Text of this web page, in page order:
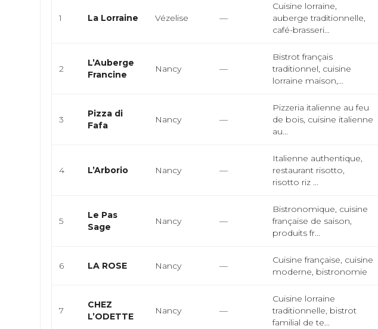
1 La Lorraine Vézelise —
Cuisine lorraine,
auberge traditionnelle,
café-brasseri...
2
L’Auberge
Francine
Nancy —
Bistrot français
traditionnel, cuisine
lorraine maison,...
3
Pizza di
Fafa
Nancy —
Pizzeria italienne au feu
de bois, cuisine italienne
au...
4 L’Arborio Nancy —
Italienne authentique,
restaurant risotto,
risotto riz ...
5
Le Pas
Sage
Nancy —
Bistronomique, cuisine
française de saison,
produits fr...
6 LA ROSE Nancy —
Cuisine française, cuisine
moderne, bistronomie
7
CHEZ
L’ODETTE
Nancy —
Cuisine lorraine
traditionnelle, bistrot
familial de te...